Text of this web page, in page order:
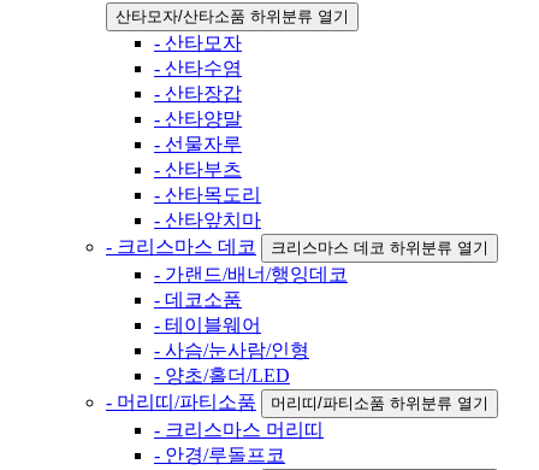
산타모자/산타소품 하위분류 열기
- 산타모자
- 산타수염
- 산타장갑
- 산타양말
- 선물자루
- 산타부츠
- 산타목도리
- 산타앞치마
- 크리스마스 데코
크리스마스 데코 하위분류 열기
- 가랜드/배너/행잉데코
- 데코소품
- 테이블웨어
- 사슴/눈사람/인형
- 양초/홀더/LED
- 머리띠/파티소품
머리띠/파티소품 하위분류 열기
- 크리스마스 머리띠
- 안경/루돌프코